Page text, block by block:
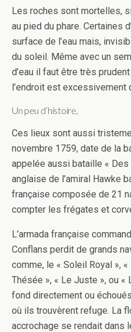
Les roches sont mortelles,
au pied du phare. Certaines
surface de l’eau mais,
du soleil. Même avec un
d’eau il faut être très
l’endroit est excessivement
Un peu d’histoire,
Ces lieux sont aussi
novembre 1759, date de la
appelée aussi bataille « Des
anglaise de l’amiral Hawke
française composée de 21
compter les frégates et
L’armada française
Conflans perdit de grands
comme, le « Soleil Royal »,
Thésée », « Le Juste », ou
fond directement ou
où ils trouvèrent refuge. La
accrochage se rendait dans